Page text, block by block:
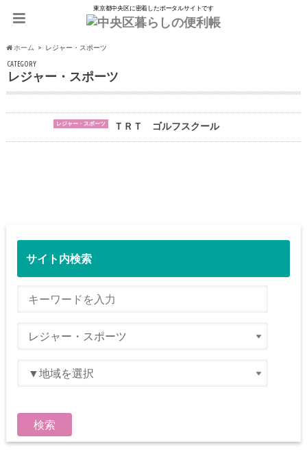
東京都中央区に密着したポータルサイトです
ホーム レジャー・スポーツ
CATEGORY
レジャー・スポーツ
レジャー・スポーツ ＴＲＴ ゴルフスクール
サイト内検索